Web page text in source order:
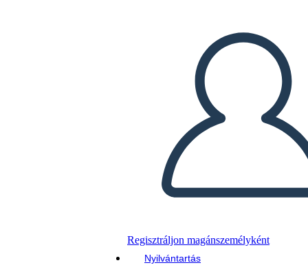
Regisztráljon magánszemélyként
Nyilvántartás
DIAVETÍTÉS LEJÁTSZÁSA
OLVASS NEKEM